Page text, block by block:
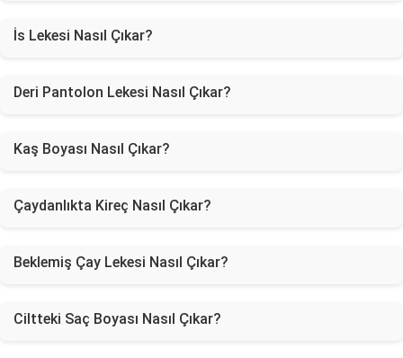
İs Lekesi Nasıl Çıkar?
Deri Pantolon Lekesi Nasıl Çıkar?
Kaş Boyası Nasıl Çıkar?
Çaydanlıkta Kireç Nasıl Çıkar?
Beklemiş Çay Lekesi Nasıl Çıkar?
Ciltteki Saç Boyası Nasıl Çıkar?